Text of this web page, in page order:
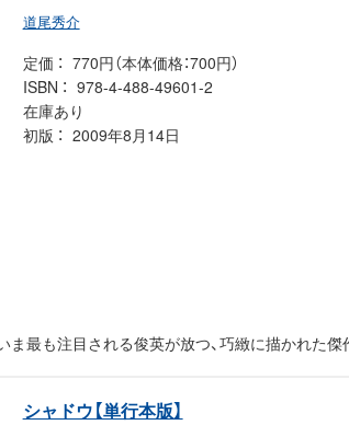
道尾秀介
定価
770円（本体価格：700円）
ISBN
978-4-488-49601-2
在庫あり
初版
2009年8月14日
も注目される俊英が放つ、巧緻に描かれた傑
シャドウ【単行本版】